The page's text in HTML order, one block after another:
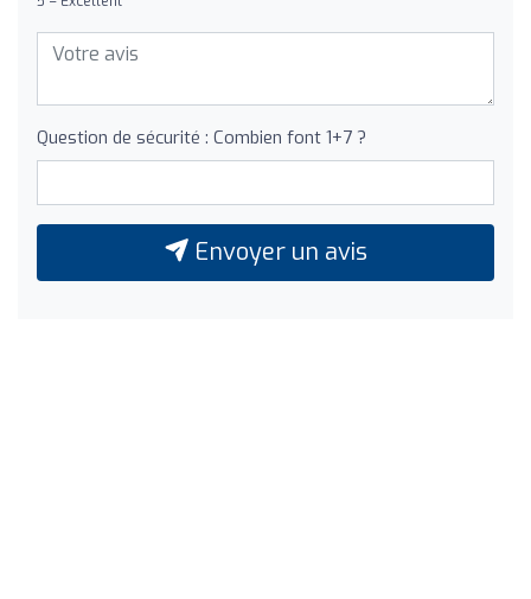
Question de sécurité : Combien font 1+7 ?
Envoyer un avis